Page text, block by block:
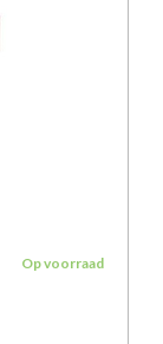
Op voorraad